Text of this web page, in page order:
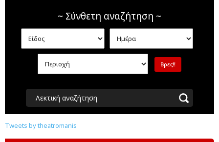
~ Σύνθετη αναζήτηση ~
Λεκτική αναζήτηση
Tweets by theatromanis